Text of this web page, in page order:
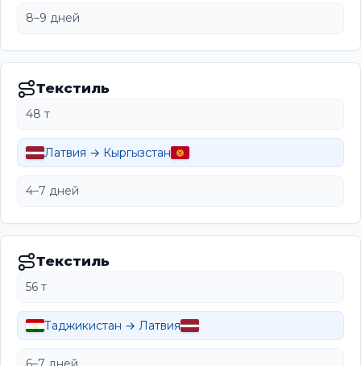
8–9 дней
Текстиль
48 т
Латвия → Кыргызстан
4–7 дней
Текстиль
56 т
Таджикистан → Латвия